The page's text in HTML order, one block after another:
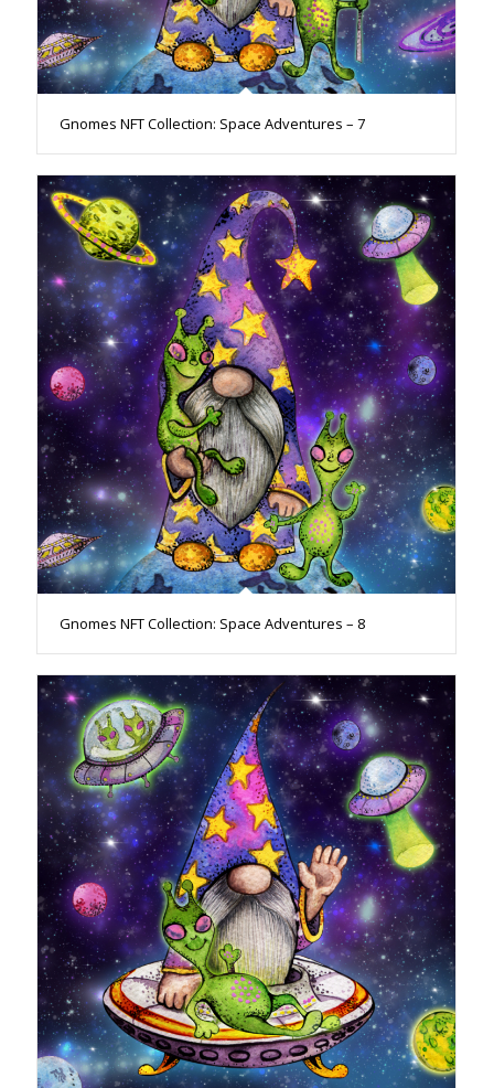
Gnomes NFT Collection: Space Adventures – 7
Gnomes NFT Collection: Space Adventures – 8